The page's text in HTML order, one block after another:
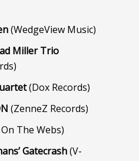
(WedgeView Music)
Miller Trio
(Dox Records)
(ZenneZ Records)
The Webs)
Gatecrash(V-